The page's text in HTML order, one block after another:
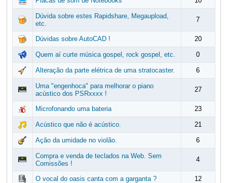
Dúvida sobre estes Rapidshare, Megaupload,
etc.
7
Dúvidas sobre AutoCAD ! 20
Quem aí curte música gospel, rock gospel, etc. 0
Alteração da parte elétrica de uma stratocaster. 6
Uma "engenhoca" para melhorar o piano
acústico dos PSRxxxx !
27
Microfonando uma bateria 23
Acústico que não é acústico. 21
Ação da umidade no violão. 6
Compra e venda de teclados na Web. Sem
Comissões !
4
O vocal do oasis canta com a garganta ? 12